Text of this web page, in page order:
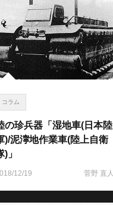
コラム
の珍兵器「湿地車(日本陸
)/泥濘地作業車(陸上自衛
)」
12/19 菅野 直人